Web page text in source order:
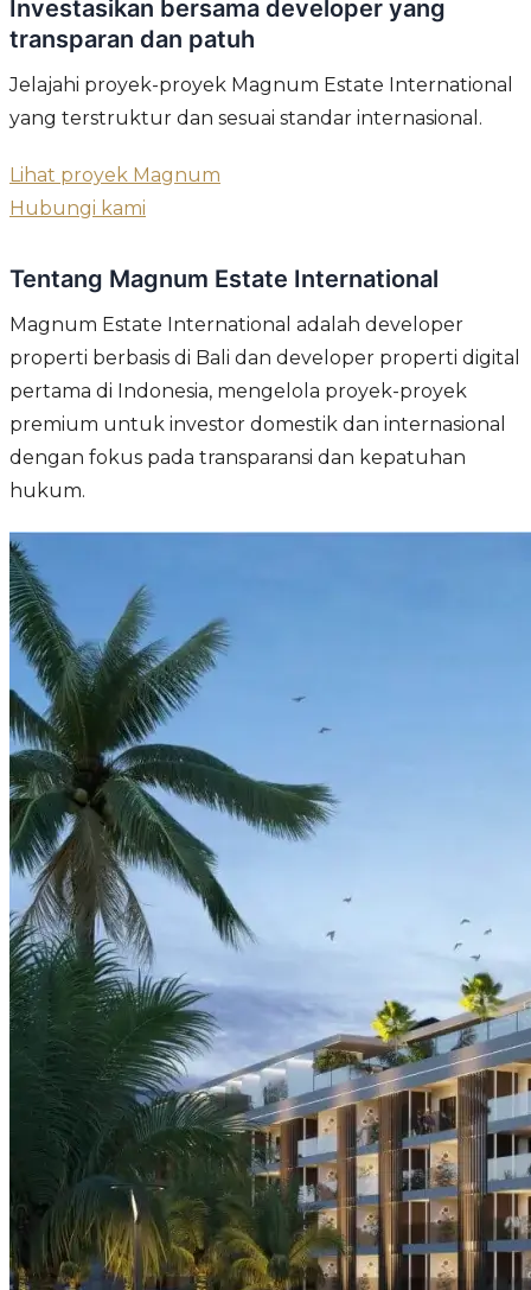
Investasikan bersama developer yang
transparan dan patuh
Jelajahi proyek-proyek Magnum Estate International
yang terstruktur dan sesuai standar internasional.
Lihat proyek Magnum
Hubungi kami
Tentang Magnum Estate International
Magnum Estate International adalah developer
properti berbasis di Bali dan developer properti digital
pertama di Indonesia, mengelola proyek-proyek
premium untuk investor domestik dan internasional
dengan fokus pada transparansi dan kepatuhan
hukum.